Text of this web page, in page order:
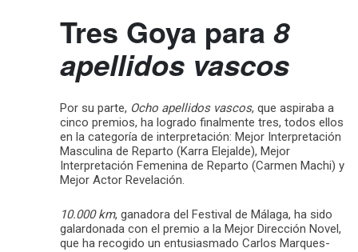
Tres Goya para 8
apellidos vascos
Por su parte, Ocho apellidos vascos, que aspiraba a
cinco premios, ha logrado finalmente tres, todos ellos
en la categoría de interpretación: Mejor Interpretación
Masculina de Reparto (Karra Elejalde), Mejor
Interpretación Femenina de Reparto (Carmen Machi) y
Mejor Actor Revelación.
10.000 km, ganadora del Festival de Málaga, ha sido
galardonada con el premio a la Mejor Dirección Novel,
que ha recogido un entusiasmado Carlos Marques-